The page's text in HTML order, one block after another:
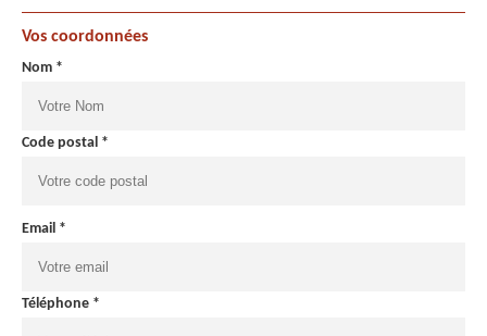
Vos coordonnées
Nom *
Code postal *
Email *
Téléphone *